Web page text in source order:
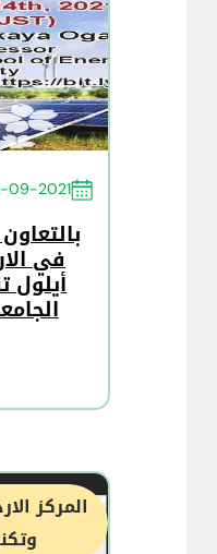
09-2021
المركز